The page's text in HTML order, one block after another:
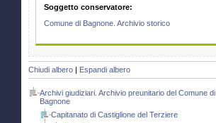
Soggetto conservatore:
Comune di Bagnone. Archivio storico
Chiudi albero Espandi albero
Archivi giudiziari. Archivio preunitario del Comune di
Bagnone
Capitanato di Castiglione del Terziere